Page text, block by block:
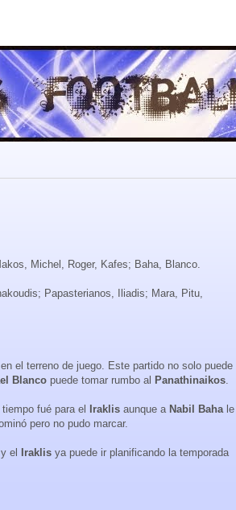
Michel, Roger, Kafes; Baha, Blanco.
Papasterianos, Iliadis; Mara, Pitu,
el terreno de juego. Este partido no solo puede
Blanco puede tomar rumbo al Panathinaikos
fué para el Iraklis aunque a Nabil Baha le
pero no pudo marcar.
el Iraklis ya puede ir planificando la temporada